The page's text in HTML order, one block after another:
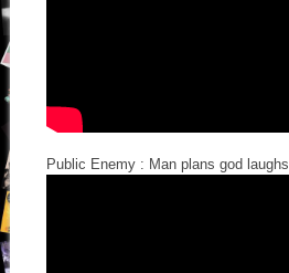
Public Enemy : Man plans god laughs